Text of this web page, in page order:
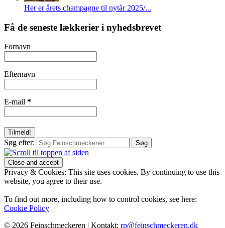
Her er årets champagne til nytår 2025/...
Få de seneste lækkerier i nyhedsbrevet
Fornavn
Efternavn
E-mail *
Søg efter:
Privacy & Cookies: This site uses cookies. By continuing to use this
website, you agree to their use.
To find out more, including how to control cookies, see here:
Cookie Policy
© 2026 Feinschmeckeren | Kontakt: rp@feinschmeckeren.dk